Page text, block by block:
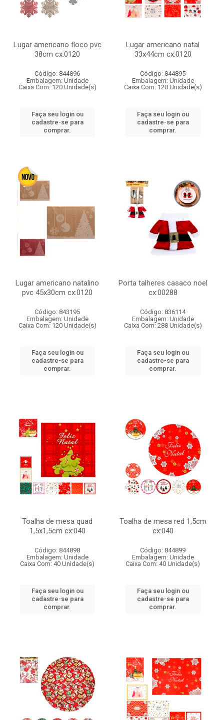
Lugar americano floco pvc
38cm cx:0120
Código: 844896
Embalagem: Unidade
Caixa Com: 120 Unidade(s)
Faça seu login ou
cadastre-se para
comprar.
Lugar americano natal
33x44cm cx:0120
Código: 844895
Embalagem: Unidade
Caixa Com: 120 Unidade(s)
Faça seu login ou
cadastre-se para
comprar.
Lugar americano natalino
pvc 45x30cm cx:0120
Código: 843195
Embalagem: Unidade
Caixa Com: 120 Unidade(s)
Faça seu login ou
cadastre-se para
comprar.
Porta talheres casaco noel
cx:00288
Código: 836114
Embalagem: Unidade
Caixa Com: 288 Unidade(s)
Faça seu login ou
cadastre-se para
comprar.
Toalha de mesa quad
1,5x1,5cm cx:040
Código: 844898
Embalagem: Unidade
Caixa Com: 40 Unidade(s)
Faça seu login ou
cadastre-se para
comprar.
Toalha de mesa red 1,5cm
cx:040
Código: 844899
Embalagem: Unidade
Caixa Com: 40 Unidade(s)
Faça seu login ou
cadastre-se para
comprar.